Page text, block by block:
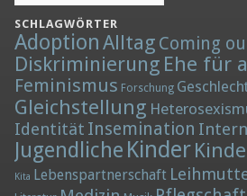
SCHLAGWÖRTER
AdoptionAlltag Coming
Diskriminierung Ehe für
Feminismus Forschung
Gleichstellung
Identität Insemination
Jugendliche Kinder
Kita Lebenspartnerschaft